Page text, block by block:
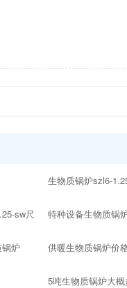
sw尺
炉
生物质锅炉szl6-
特种设备生物质锅
供暖生物质锅炉价
5吨生物质锅炉大